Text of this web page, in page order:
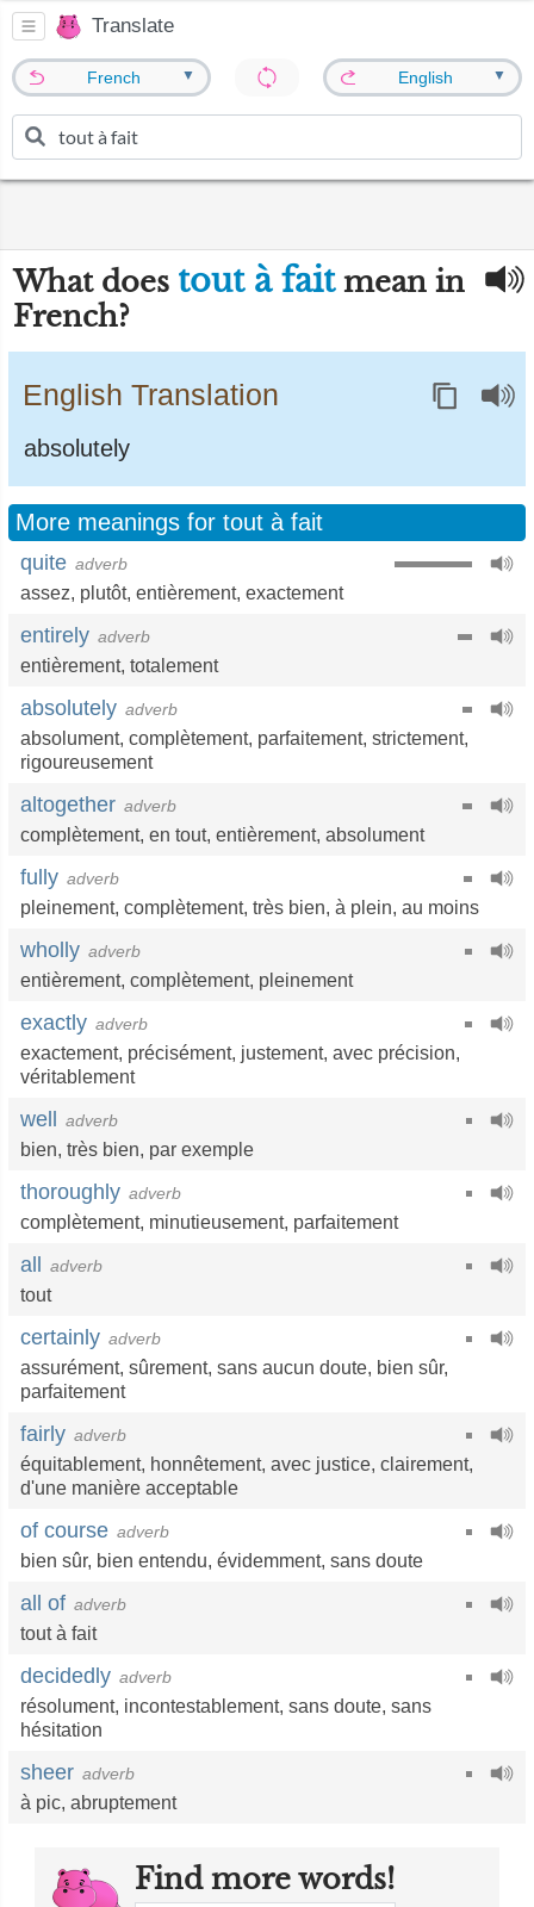
Translate
French ▼ English ▼
What does tout à faitmean in
French?
English Translation
absolutely
More meanings for tout à fait
quite adverb
assez, plutôt, entièrement, exactement
entirely adverb
entièrement, totalement
absolutely adverb
absolument, complètement, parfaitement, strictement,
rigoureusement
altogether adverb
complètement, en tout, entièrement, absolument
fully adverb
pleinement, complètement, très bien, à plein, au moins
wholly adverb
entièrement, complètement, pleinement
exactly adverb
exactement, précisément, justement, avec précision,
véritablement
well adverb
bien, très bien, par exemple
thoroughly adverb
complètement, minutieusement, parfaitement
all adverb
tout
certainly adverb
assurément, sûrement, sans aucun doute, bien sûr,
parfaitement
fairly adverb
équitablement, honnêtement, avec justice, clairement,
d'une manière acceptable
of course adverb
bien sûr, bien entendu, évidemment, sans doute
all of adverb
tout à fait
decidedly adverb
résolument, incontestablement, sans doute, sans
hésitation
sheer adverb
à pic, abruptement
Find more words!